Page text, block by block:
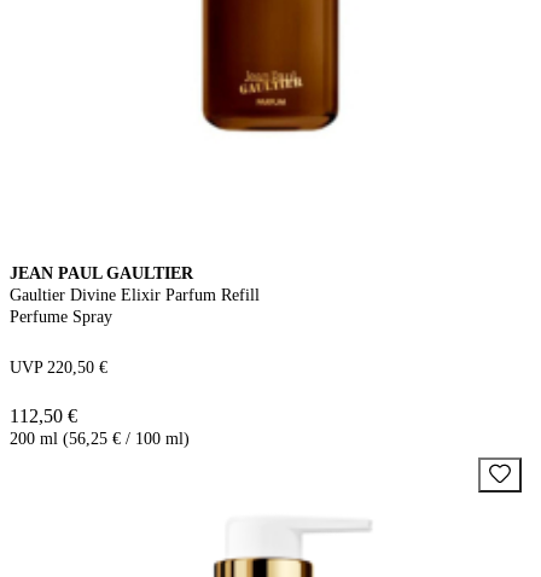
JEAN PAUL GAULTIER
Gaultier Divine Elixir Parfum Refill
Perfume Spray
UVP 220,50 €
112,50 €
200 ml (56,25 € / 100 ml)